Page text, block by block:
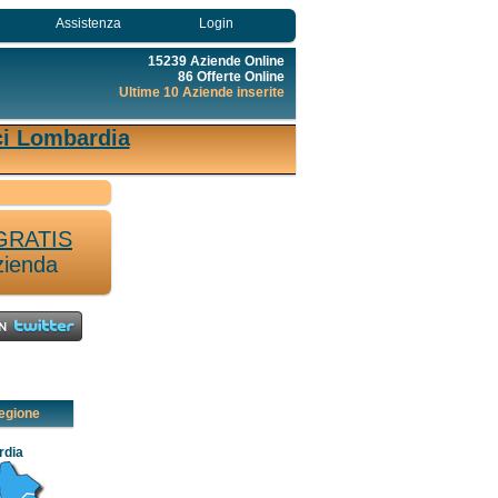
Assistenza Login
15239 Aziende Online
86 Offerte Online
Ultime 10 Aziende inserite
Lombardia